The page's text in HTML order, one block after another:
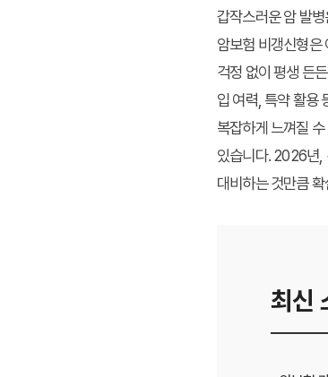
갑작스러운 암 발
암보험 비갱신형은
걱정 없이 평생 든
입 여력, 특약 활용
복잡하게 느껴질
있습니다. 2026년,
대비하는 것만큼
최신